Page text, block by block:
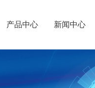
产品中心 新闻中心